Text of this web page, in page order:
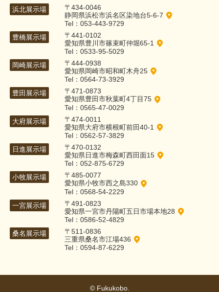
浜北展示場
〒434-0046
静岡県浜松市浜名区染地台5-6-7
Tel：053-443-9729
豊橋展示場
〒441-0102
愛知県豊川市篠束町仲堀65-1
Tel：0533-95-5029
岡崎展示場
〒444-0938
愛知県岡崎市昭和町木舟25
Tel：0564-73-3929
豊田展示場
〒471-0873
愛知県豊田市秋葉町4丁目75
Tel：0565-47-0029
大府展示場
〒474-0011
愛知県大府市横根町前田40-1
Tel：0562-57-3829
日進展示場
〒470-0132
愛知県日進市梅森町西田面15
Tel：052-875-6729
小牧展示場
〒485-0077
愛知県小牧市西之島330
Tel：0568-54-2229
一宮展示場
〒491-0823
愛知県一宮市丹陽町五日市場本地28
Tel：0586-52-4829
桑名展示場
〒511-0836
三重県桑名市江場436
Tel：0594-87-6229
© Fukukobo.